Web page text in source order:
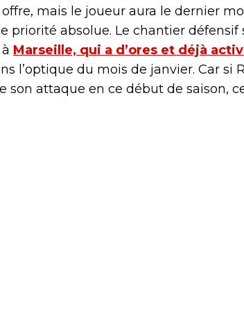
mais le joueur aura le dernier
priorité absolue. Le chantier défensif
Marseille, qui a d’ores et déjà
l’optique du mois de janvier. Car si
son attaque en ce début de saison,